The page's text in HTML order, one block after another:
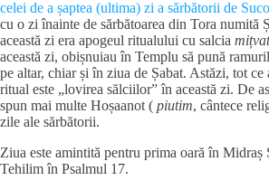
celei de a șaptea (ultima) zi a sărbătorii de
cu o zi înainte de sărbătoarea din Tora numită
această zi era apogeul ritualului cu salcia
această zi, obișnuiau în Templu să pună
pe altar, chiar și în ziua de Șabat. Astăzi, tot ce
ritual este „lovirea sălciilor” în această zi. De
spun mai multe Hoșaanot ( piutim, cântece
zile ale sărbătorii.
Ziua este amintită pentru prima oară în Midraș
Tehilim în Psalmul 17.